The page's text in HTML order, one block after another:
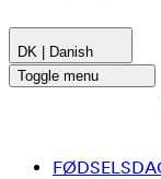
DK | Danish
Toggle menu